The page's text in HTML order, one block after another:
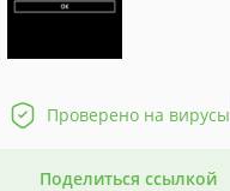
Проверено на вирусы
Поделиться ссылкой